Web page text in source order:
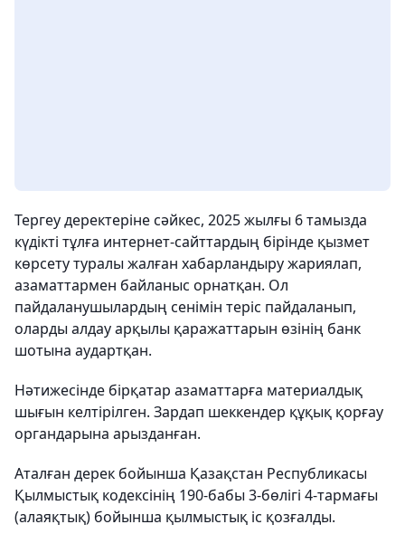
Тергеу деректеріне сәйкес, 2025 жылғы 6 тамызда
күдікті тұлға интернет-сайттардың бірінде қызмет
көрсету туралы жалған хабарландыру жариялап,
азаматтармен байланыс орнатқан. Ол
пайдаланушылардың сенімін теріс пайдаланып,
оларды алдау арқылы қаражаттарын өзінің банк
шотына аудартқан.
Нәтижесінде бірқатар азаматтарға материалдық
шығын келтірілген. Зардап шеккендер құқық қорғау
органдарына арызданған.
Аталған дерек бойынша Қазақстан Республикасы
Қылмыстық кодексінің 190-бабы 3-бөлігі 4-тармағы
(алаяқтық) бойынша қылмыстық іс қозғалды.